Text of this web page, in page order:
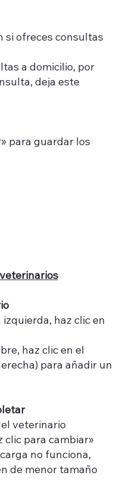
si ofreces consultas
a domicilio, por
deja este
para guardar los
izquierda, haz clic en
haz clic en el
para añadir un
veterinario
clic para cambiar»
no funciona,
de menor tamaño